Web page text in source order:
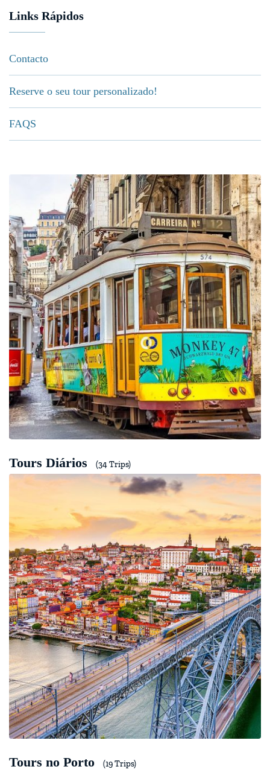
Links Rápidos
Contacto
Reserve o seu tour personalizado!
FAQS
Tours Diários (34 Trips)
Tours no Porto (19 Trips)